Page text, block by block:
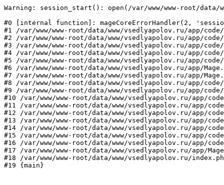
Warning: session_start(): open(/var/www/www-root/data/
#0 [internal function]: mageCoreErrorHandler(2,
#1 /var/www/www-root/data/www/vsedlyapolov.ru/app/
#2 /var/www/www-root/data/www/vsedlyapolov.ru/app/
#3 /var/www/www-root/data/www/vsedlyapolov.ru/app/
#4 /var/www/www-root/data/www/vsedlyapolov.ru/app/
#5 /var/www/www-root/data/www/vsedlyapolov.ru/app/
#6 /var/www/www-root/data/www/vsedlyapolov.ru/app/
#7 /var/www/www-root/data/www/vsedlyapolov.ru/app/
#8 /var/www/www-root/data/www/vsedlyapolov.ru/app/
#9 /var/www/www-root/data/www/vsedlyapolov.ru/app/
#10 /var/www/www-root/data/www/vsedlyapolov.ru/app/
#11 /var/www/www-root/data/www/vsedlyapolov.ru/app/
#12 /var/www/www-root/data/www/vsedlyapolov.ru/app/
#13 /var/www/www-root/data/www/vsedlyapolov.ru/app/
#14 /var/www/www-root/data/www/vsedlyapolov.ru/app/
#15 /var/www/www-root/data/www/vsedlyapolov.ru/app/
#16 /var/www/www-root/data/www/vsedlyapolov.ru/app/
#17 /var/www/www-root/data/www/vsedlyapolov.ru/app/
#18 /var/www/www-root/data/www/vsedlyapolov.ru/
#19 {main}